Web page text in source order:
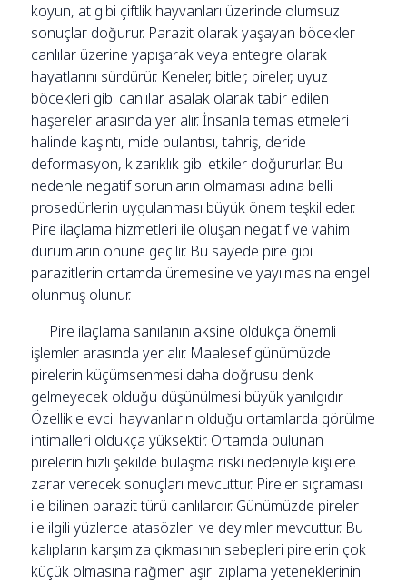
koyun, at gibi çiftlik hayvanları üzerinde olumsuz
sonuçlar doğurur. Parazit olarak yaşayan böcekler
canlılar üzerine yapışarak veya entegre olarak
hayatlarını sürdürür. Keneler, bitler, pireler, uyuz
böcekleri gibi canlılar asalak olarak tabir edilen
haşereler arasında yer alır. İnsanla temas etmeleri
halinde kaşıntı, mide bulantısı, tahriş, deride
deformasyon, kızarıklık gibi etkiler doğururlar. Bu
nedenle negatif sorunların olmaması adına belli
prosedürlerin uygulanması büyük önem teşkil eder.
Pire ilaçlama hizmetleri ile oluşan negatif ve vahim
durumların önüne geçilir. Bu sayede pire gibi
parazitlerin ortamda üremesine ve yayılmasına engel
olunmuş olunur.
Pire ilaçlama sanılanın aksine oldukça önemli
işlemler arasında yer alır. Maalesef günümüzde
pirelerin küçümsenmesi daha doğrusu denk
gelmeyecek olduğu düşünülmesi büyük yanılgıdır.
Özellikle evcil hayvanların olduğu ortamlarda görülme
ihtimalleri oldukça yüksektir. Ortamda bulunan
pirelerin hızlı şekilde bulaşma riski nedeniyle kişilere
zarar verecek sonuçları mevcuttur. Pireler sıçraması
ile bilinen parazit türü canlılardır. Günümüzde pireler
ile ilgili yüzlerce atasözleri ve deyimler mevcuttur. Bu
kalıpların karşımıza çıkmasının sebepleri pirelerin çok
küçük olmasına rağmen aşırı zıplama yeteneklerinin